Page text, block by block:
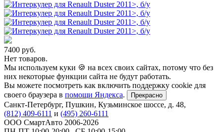
7400 руб.
Нет товаров.
Мы используем куки 🍪 на всех своих сайтах, потому что без
них некоторые функции сайта не будут работать.
Вы можете посмотреть как включить поддержку cookie для
своего браузера в помощи Яндекса. Прекрасно
Санкт-Петербург, Пушкин, Кузьминское шоссе, д. 48,
(812) 409-6111 и (495) 260-6111
ООО СмартАвто 2006-2026